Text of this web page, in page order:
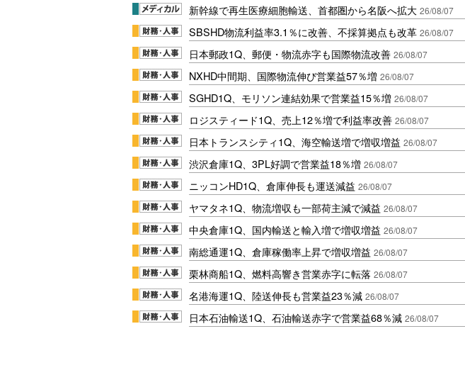
新幹線で再生医療細胞輸送、首都圏から名阪へ拡大 26/08/07
SBSHD物流利益率3.1％に改善、不採算拠点も改革 26/08/07
日本郵政1Q、郵便・物流赤字も国際物流改善 26/08/07
NXHD中間期、国際物流伸び営業益57％増 26/08/07
SGHD1Q、モリソン連結効果で営業益15％増 26/08/07
ロジスティード1Q、売上12％増で利益率改善 26/08/07
日本トランスシティ1Q、海空輸送増で増収増益 26/08/07
渋沢倉庫1Q、3PL好調で営業益18％増 26/08/07
ニッコンHD1Q、倉庫伸長も運送減益 26/08/07
ヤマタネ1Q、物流増収も一部荷主減で減益 26/08/07
中央倉庫1Q、国内輸送と輸入増で増収増益 26/08/07
南総通運1Q、倉庫稼働率上昇で増収増益 26/08/07
栗林商船1Q、燃料高響き営業赤字に転落 26/08/07
名港海運1Q、陸送伸長も営業益23％減 26/08/07
日本石油輸送1Q、石油輸送赤字で営業益68％減 26/08/07